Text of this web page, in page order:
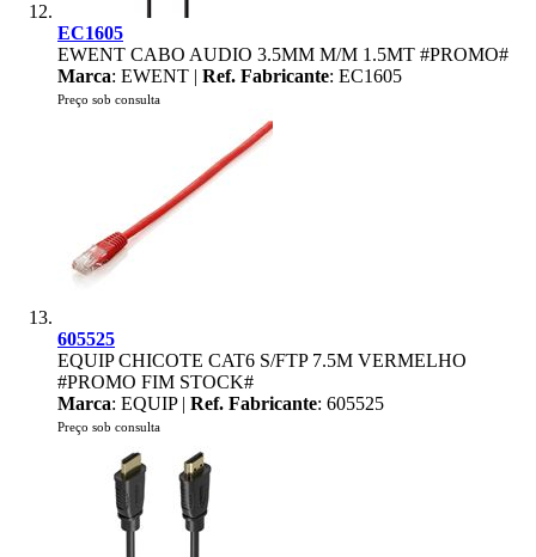
EC1605
EWENT CABO AUDIO 3.5MM M/M 1.5MT #PROMO#
Marca: EWENT | Ref. Fabricante: EC1605
Preço sob consulta
605525
EQUIP CHICOTE CAT6 S/FTP 7.5M VERMELHO
#PROMO FIM STOCK#
Marca: EQUIP | Ref. Fabricante: 605525
Preço sob consulta